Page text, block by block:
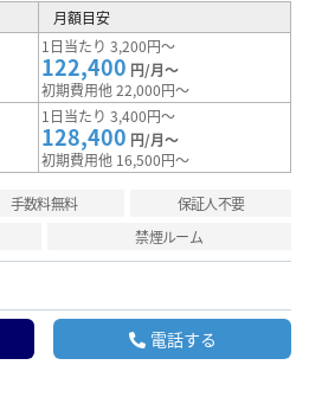
月額目安
1日当たり 3,200円～
122,400 円/月～
初期費用他 22,000円～
1日当たり 3,400円～
128,400 円/月～
初期費用他 16,500円～
手数料無料
保証人不要
禁煙ルーム
電話する